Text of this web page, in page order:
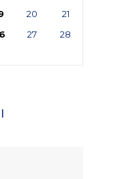
20
21
27
28